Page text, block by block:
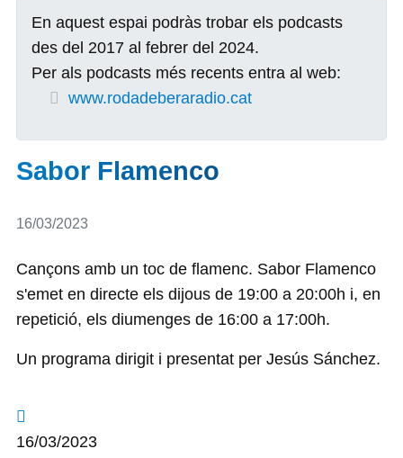
En aquest espai podràs trobar els podcasts
des del 2017 al febrer del 2024.
Per als podcasts més recents entra al web:
www.rodadeberaradio.cat
Sabor Flamenco
Detalls
16/03/2023
Cançons amb un toc de flamenc. Sabor Flamenco
s'emet en directe els dijous de 19:00 a 20:00h i, en
repetició, els diumenges de 16:00 a 17:00h.
Un programa dirigit i presentat per Jesús Sánchez.
16/03/2023